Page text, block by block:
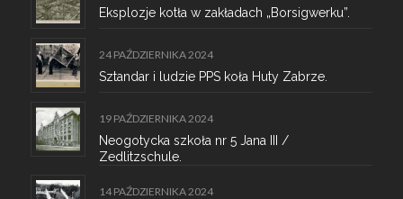
Eksplozje kotła w zakładach „Borsigwerku”.
24 PAŹDZIERNIKA 2024
Sztandar i ludzie PPS koła Huty Zabrze.
19 PAŹDZIERNIKA 2024
Neogotycka szkoła nr 5 Jana III /
Zedlitzschule.
14 PAŹDZIERNIKA 2024